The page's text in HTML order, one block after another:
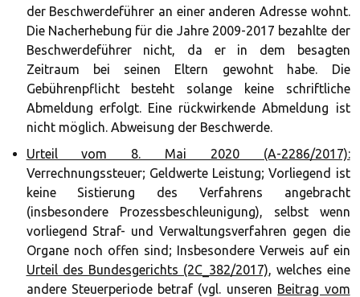
der Beschwerdeführer an einer anderen Adresse wohnt.
Die Nacherhebung für die Jahre 2009-2017 bezahlte der
Beschwerdeführer nicht, da er in dem besagten
Zeitraum bei seinen Eltern gewohnt habe. Die
Gebührenpflicht besteht solange keine schriftliche
Abmeldung erfolgt. Eine rückwirkende Abmeldung ist
nicht möglich. Abweisung der Beschwerde.
Urteil vom 8. Mai 2020 (A-2286/2017):
Verrechnungssteuer; Geldwerte Leistung; Vorliegend ist
keine Sistierung des Verfahrens angebracht
(insbesondere Prozessbeschleunigung), selbst wenn
vorliegend Straf- und Verwaltungsverfahren gegen die
Organe noch offen sind; Insbesondere Verweis auf ein
Urteil des Bundesgerichts (2C_382/2017), welches eine
andere Steuerperiode betraf (vgl. unseren Beitrag vom